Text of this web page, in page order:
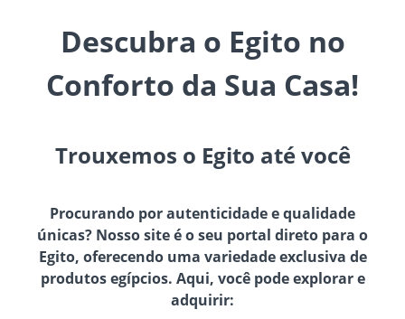
Descubra o Egito no
Conforto da Sua Casa!
Trouxemos o Egito até você
Procurando por autenticidade e qualidade
únicas? Nosso site é o seu portal direto para o
Egito, oferecendo uma variedade exclusiva de
produtos egípcios. Aqui, você pode explorar e
adquirir: